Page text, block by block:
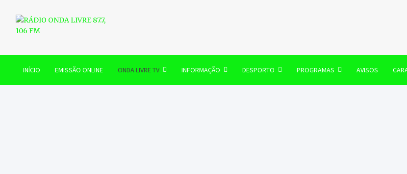
content
RÁDIO ONDA LIVRE 87.7, 106 FM
INÍCIO EMISSÃO ONLINE ONDA LIVRE TV INFORMAÇÃO DESPORTO PROGRAMAS AVISOS